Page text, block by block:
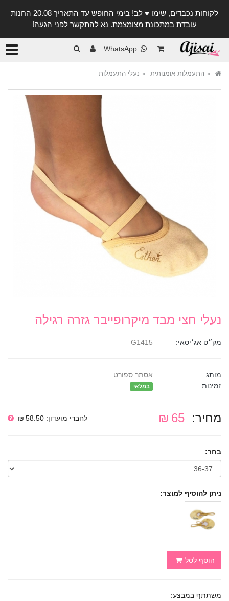
לקוחות נכבדים, שימו ♥️ לב! בימי החופש עד התאריך 20.08 החנות
עובדת במתכונת מצומצמת. נא להתקשר לפני הגעה!
WhatsApp
התעמלות אומנותית נעלי התעמלות
נעלי חצי מבד מיקרופייבר גזרה רגילה
מק״ט אג׳יסאי:
מותג:
אסתר ספורט
זמינות:
במלאי
מחיר: 65 ₪ לחברי מועדון: 58.50 ₪
בחר:
ניתן להוסיף למוצר:
הוסף לסל
משתתף במבצע: